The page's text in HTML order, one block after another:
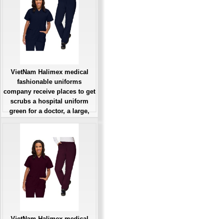
VietNam Halimex medical
fashionable uniforms
company receive places to get
scrubs a hospital uniform
green for a doctor, a large,
Đặt hàng